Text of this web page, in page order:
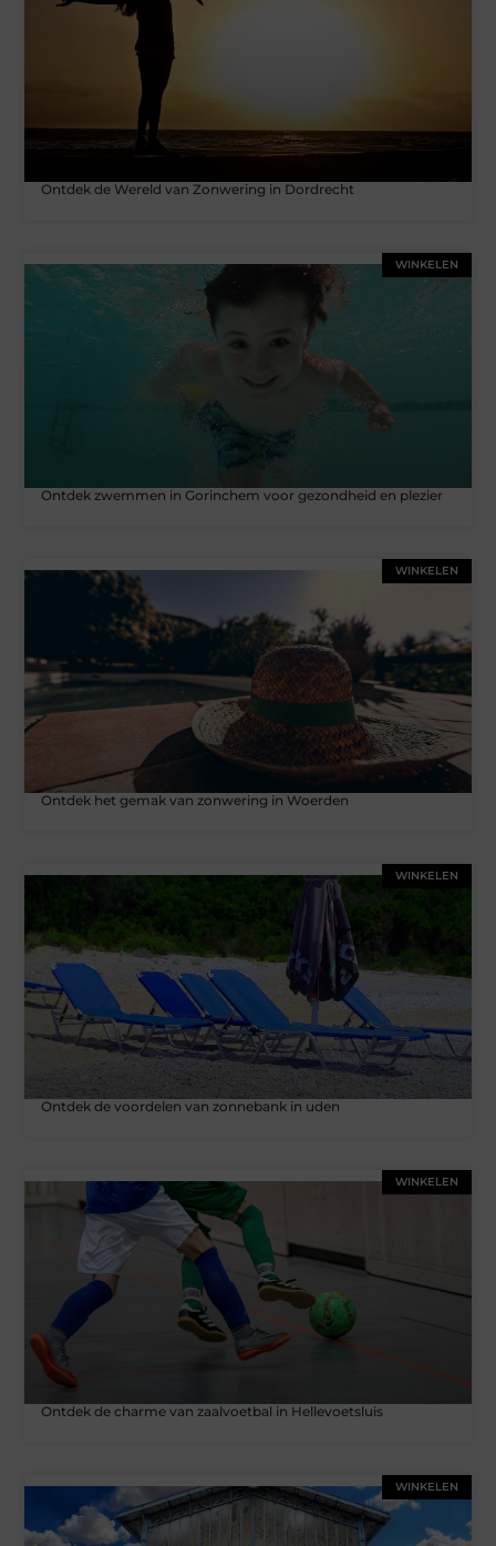
Ontdek de Wereld van Zonwering in Dordrecht
WINKELEN
Ontdek zwemmen in Gorinchem voor gezondheid en plezier
WINKELEN
Ontdek het gemak van zonwering in Woerden
WINKELEN
Ontdek de voordelen van zonnebank in uden
WINKELEN
Ontdek de charme van zaalvoetbal in Hellevoetsluis
WINKELEN